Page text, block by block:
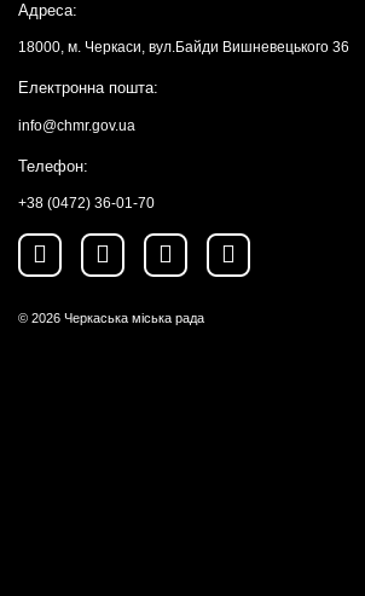
Адреса:
18000, м. Черкаси, вул.Байди Вишневецького 36
Електронна пошта:
info@chmr.gov.ua
Телефон:
+38 (0472) 36-01-70
© 2026 Черкаська міська рада